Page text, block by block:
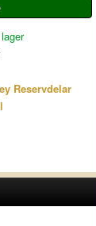
Reservdelar